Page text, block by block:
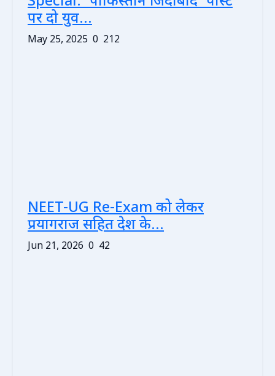
पर दो युव...
May 25, 2025 0 212
NEET-UG Re-Exam को लेकर
प्रयागराज सहित देश के...
Jun 21, 2026 0 42